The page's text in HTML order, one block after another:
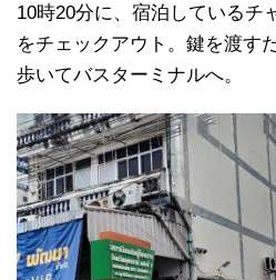
10時20分に、宿泊しているチ
をチェックアウト。鍵を渡す
歩いてバスターミナルへ。